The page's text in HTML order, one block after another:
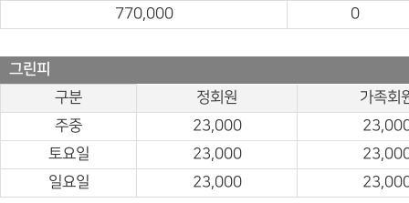
770,000
0
그린피
구분
정회원
가족회
주중
23,000
토요일
23,000
일요일
23,000